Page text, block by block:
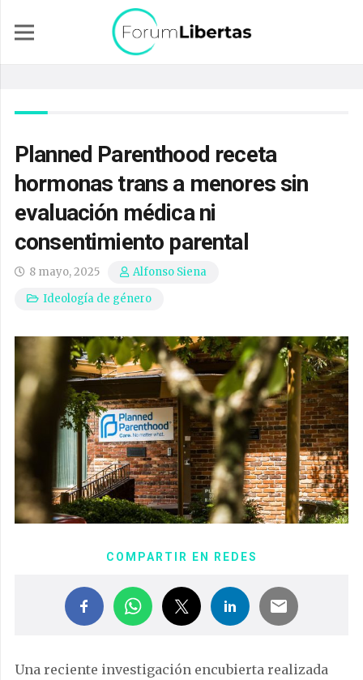
Planned Parenthood receta
hormonas trans a menores sin
evaluación médica ni
consentimiento parental
8 mayo, 2025
Alfonso Siena
Ideología de género
COMPARTIR EN REDES
Una reciente investigación encubierta realizada